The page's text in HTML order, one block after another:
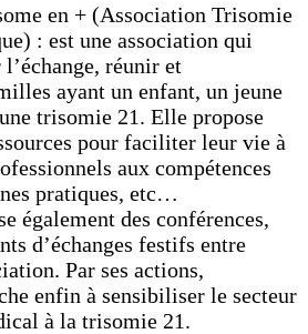
en + (Association Trisomie
: est une association qui
réunir et
ayant un enfant, un jeune
trisomie 21. Elle propose
pour faciliter leur vie à
aux compétences
pratiques, etc…
également des conférences,
d’échanges festifs entre
Par ses actions,
enfin à sensibiliser le secteur
à la trisomie 21.